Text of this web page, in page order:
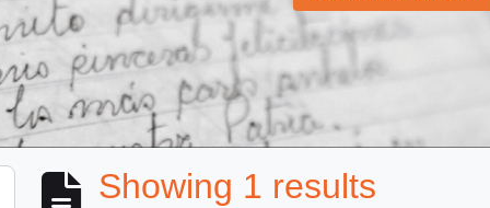
Showing 1 results